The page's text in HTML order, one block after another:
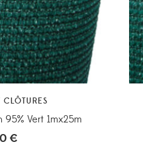
Vert 1mx25m
€